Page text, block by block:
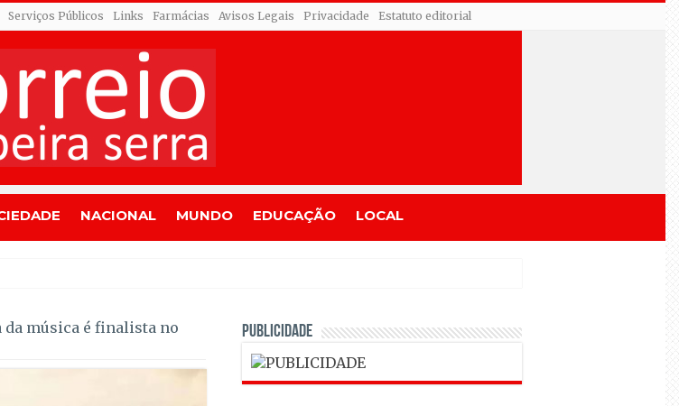
Serviços Públicos Links Farmácias Avisos Legais Privacidade Estatuto editorial
NACIONAL MUNDO EDUCAÇÃO LOCAL
da música é finalista no
PUBLICIDADE